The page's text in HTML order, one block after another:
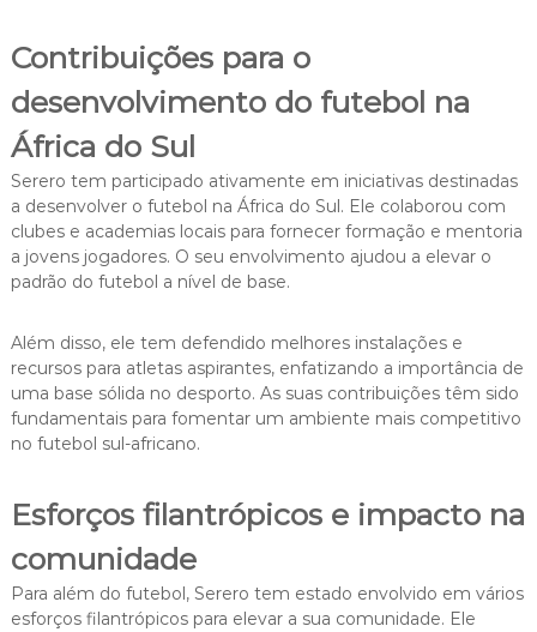
Contribuições para o
desenvolvimento do futebol na
África do Sul
Serero tem participado ativamente em iniciativas destinadas
a desenvolver o futebol na África do Sul. Ele colaborou com
clubes e academias locais para fornecer formação e mentoria
a jovens jogadores. O seu envolvimento ajudou a elevar o
padrão do futebol a nível de base.
Além disso, ele tem defendido melhores instalações e
recursos para atletas aspirantes, enfatizando a importância de
uma base sólida no desporto. As suas contribuições têm sido
fundamentais para fomentar um ambiente mais competitivo
no futebol sul-africano.
Esforços filantrópicos e impacto na
comunidade
Para além do futebol, Serero tem estado envolvido em vários
esforços filantrópicos para elevar a sua comunidade. Ele